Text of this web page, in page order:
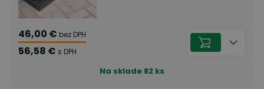
46,00 € bez DPH
56,58 € s DPH
Na sklade 82 ks